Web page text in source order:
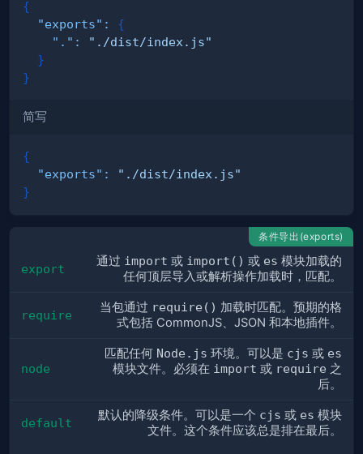
{
"exports" :
{
"." :
"./dist/index.js"
}
}
简写
{
"exports" :
"./dist/index.js"
}
条件导出(exports)
export
通过 import 或 import() 或 es 模块加载的
任何顶层导入或解析操作加载时，匹配。
require
当包通过 require() 加载时匹配。预期的格
式包括 CommonJS、JSON 和本地插件。
node
匹配任何 Node.js 环境。可以是 cjs 或 es
模块文件。必须在 import 或 require 之
后。
default
默认的降级条件。可以是一个 cjs 或 es 模块
文件。这个条件应该总是排在最后。